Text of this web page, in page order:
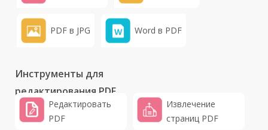
PDF в JPG Word в PDF
Инструменты для
редактирования PDF
Редактировать
PDF
Извлечение
страниц PDF